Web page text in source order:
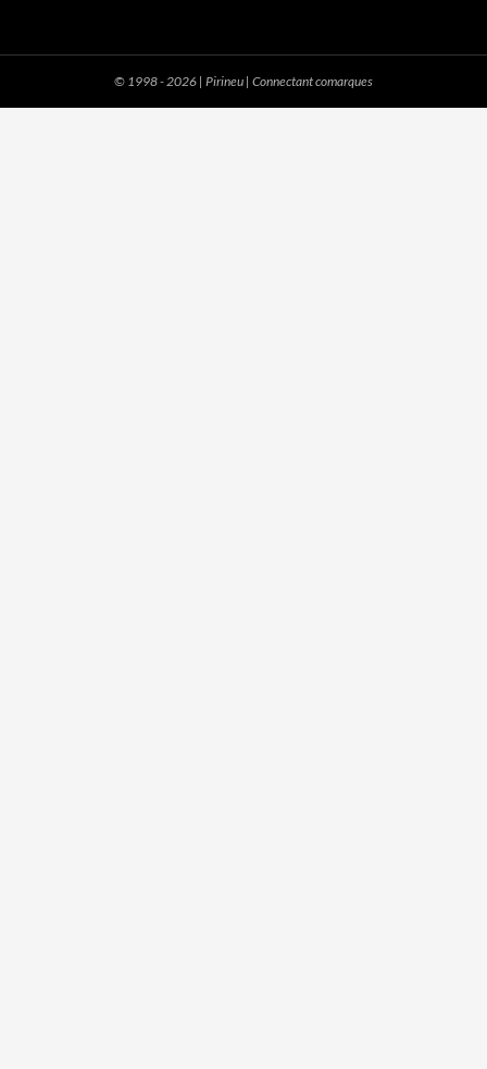
© 1998 - 2026 | Pirineu | Connectant comarques